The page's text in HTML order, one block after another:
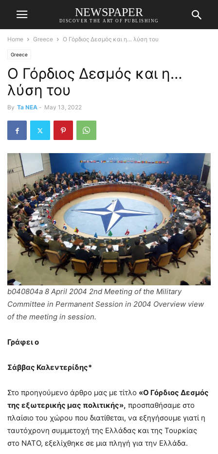
NEWSPAPER
DISCOVER THE ART OF PUBLISHING
Home Greece Ο Γόρδιος Δεσμός και η… λύση του
Greece
Ο Γόρδιος Δεσμός και η…
λύση του
By Ta NEA - May 13, 2022
b040804a 8 April 2004 2nd Meeting of the Military
Committee in Permanent Session in 2004 Overview view
of the meeting in session.
Γράφει ο
Σάββας Καλεντερίδης*
Στο προηγούμενο άρθρο μας με τίτλο «Ο Γόρδιος Δεσμός
της εξωτερικής μας πολιτικής», προσπαθήσαμε στο
πλαίσιο του χώρου που διατίθεται, να εξηγήσουμε γιατί η
ταυτόχρονη συμμετοχή της Ελλάδας και της Τουρκίας
στο NATO, εξελίχθηκε σε μια πληγή για την Ελλάδα.